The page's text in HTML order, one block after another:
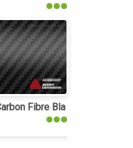
Fibre Black interieurfolie